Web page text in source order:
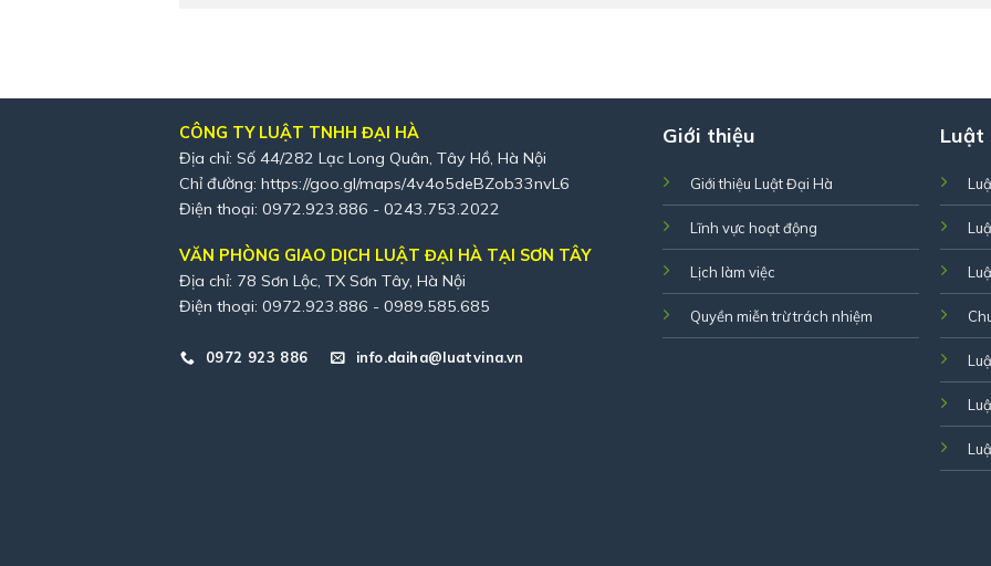
CÔNG TY LUẬT TNHH ĐẠI HÀ
Địa chỉ: Số 44/282 Lạc Long Quân, Tây Hồ, Hà Nội
Chỉ đường: https://goo.gl/maps/4v4o5deBZob33nvL6
Điện thoại: 0972.923.886 - 0243.753.2022
VĂN PHÒNG GIAO DỊCH LUẬT ĐẠI HÀ TẠI SƠN TÂY
Địa chỉ: 78 Sơn Lộc, TX Sơn Tây, Hà Nội
Điện thoại: 0972.923.886 - 0989.585.685
0972 923 886 info.daiha@luatvina.vn
Giới thiệu
Giới thiệu Luật Đại Hà
Lĩnh vực hoạt động
Lịch làm việc
Quyền miễn trừ trách nhiệm
Luật